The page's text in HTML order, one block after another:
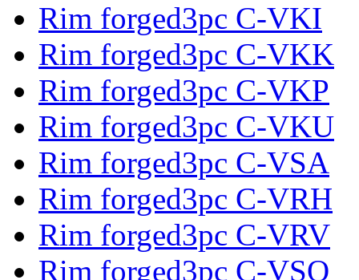
Rim forged3pc C-VKI
Rim forged3pc C-VKK
Rim forged3pc C-VKP
Rim forged3pc C-VKU
Rim forged3pc C-VSA
Rim forged3pc C-VRH
Rim forged3pc C-VRV
Rim forged3pc C-VSO